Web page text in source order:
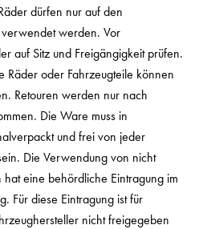
dürfen nur auf den
werden. Vor
auf Sitz und Freigängigkeit prüfen.
Räder oder Fahrzeugteile können
Retouren werden nur nach
Die Ware muss in
und frei von jeder
Die Verwendung von nicht
eine behördliche Eintragung im
Für diese Eintragung ist für
nicht freigegeben